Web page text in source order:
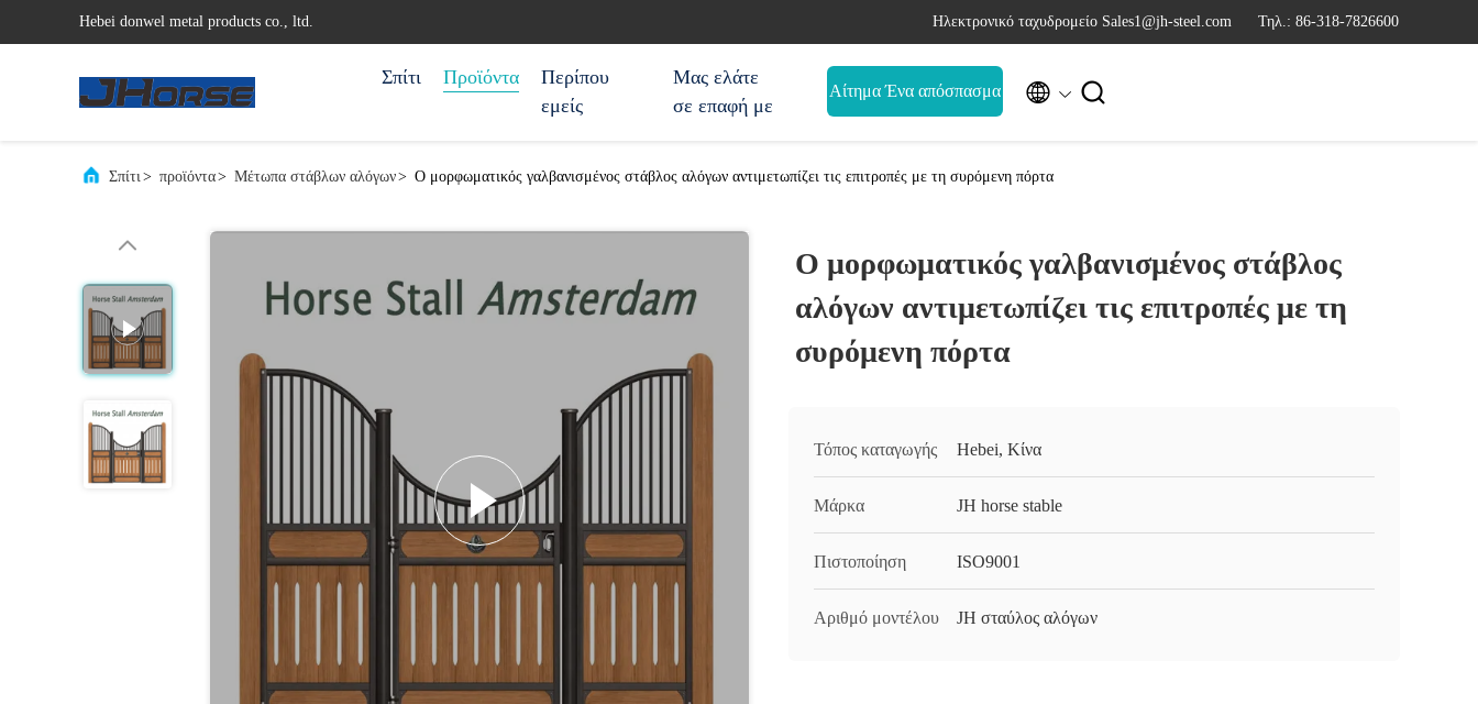
Hebei donwel metal products co., ltd. Ηλεκτρονικό ταχυδρομείο Sales1@jh-steel.com Τηλ.: 86-318-7826600
Σπίτι Προϊόντα
Περίπου
εμείς
Μας ελάτε
σε επαφή με
Αίτημα Ένα απόσπασμα  
Σπίτι> προϊόντα> Μέτωπα στάβλων αλόγων> Ο μορφωματικός γαλβανισμένος στάβλος αλόγων αντιμετωπίζει τις επιτροπές με τη συρόμενη πόρτα
Ο μορφωματικός γαλβανισμένος στάβλος
αλόγων αντιμετωπίζει τις επιτροπές με τη
συρόμενη πόρτα
Τόπος καταγωγής Hebei, Κίνα
Μάρκα JH horse stable
Πιστοποίηση ISO9001
Αριθμό μοντέλου JH σταύλος αλόγων